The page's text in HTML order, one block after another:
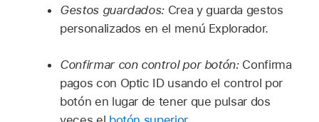
Gestos guardados: Crea y guarda gestos
personalizados en el menú Explorador.
Confirmar con control por botón: Confirma
pagos con Optic ID usando el control por
botón en lugar de tener que pulsar dos